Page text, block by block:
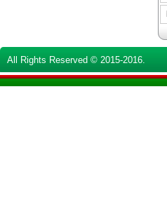
All Rights Reserved © 2015-2016.